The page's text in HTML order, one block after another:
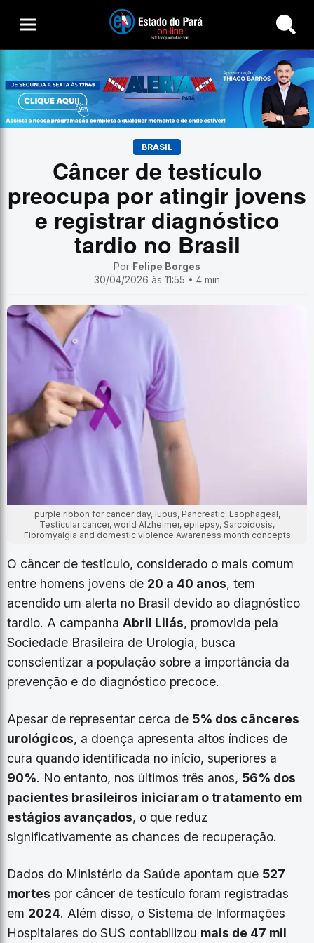
Buscar
BRASIL
Câncer de testículo
preocupa por atingir jovens
e registrar diagnóstico
tardio no Brasil
Por Felipe Borges
30/04/2026 às 11:55 • 4 min
purple ribbon for cancer day, lupus, Pancreatic, Esophageal,
Testicular cancer, world Alzheimer, epilepsy, Sarcoidosis,
Fibromyalgia and domestic violence Awareness month concepts
O câncer de testículo, considerado o mais comum
entre homens jovens de 20 a 40 anos, tem
acendido um alerta no Brasil devido ao diagnóstico
tardio. A campanha Abril Lilás, promovida pela
Sociedade Brasileira de Urologia, busca
conscientizar a população sobre a importância da
prevenção e do diagnóstico precoce.
Apesar de representar cerca de 5% dos cânceres
urológicos, a doença apresenta altos índices de
cura quando identificada no início, superiores a
90%. No entanto, nos últimos três anos, 56% dos
pacientes brasileiros iniciaram o tratamento em
estágios avançados, o que reduz
significativamente as chances de recuperação.
Dados do Ministério da Saúde apontam que 527
mortes por câncer de testículo foram registradas
em 2024. Além disso, o Sistema de Informações
Hospitalares do SUS contabilizou mais de 47 mil